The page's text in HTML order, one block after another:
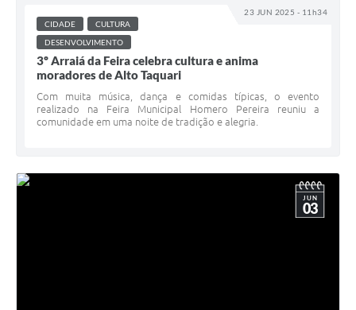
23 JUN 2025 - 11h34
CIDADE
CULTURA
DESENVOLVIMENTO
3º Arraiá da Feira celebra cultura e anima
moradores de Alto Taquari
Com muita música, dança e comidas típicas, o evento
realizado na Feira Municipal Homero Pereira reuniu a
comunidade em uma noite de tradição e alegria.
JUN
03